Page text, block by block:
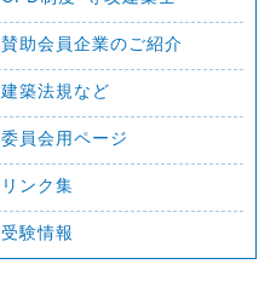
賛助会員企業のご紹介
建築法規など
委員会用ページ
リンク集
受験情報